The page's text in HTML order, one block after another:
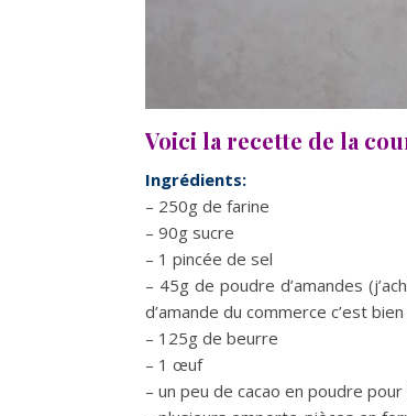
Voici la recette de la
Ingrédients:
– 250g de farine
– 90g sucre
– 1 pincée de sel
– 45g de poudre d’amandes
d’amande du commerce c’est
– 125g de beurre
– 1 œuf
– un peu de cacao en poudre